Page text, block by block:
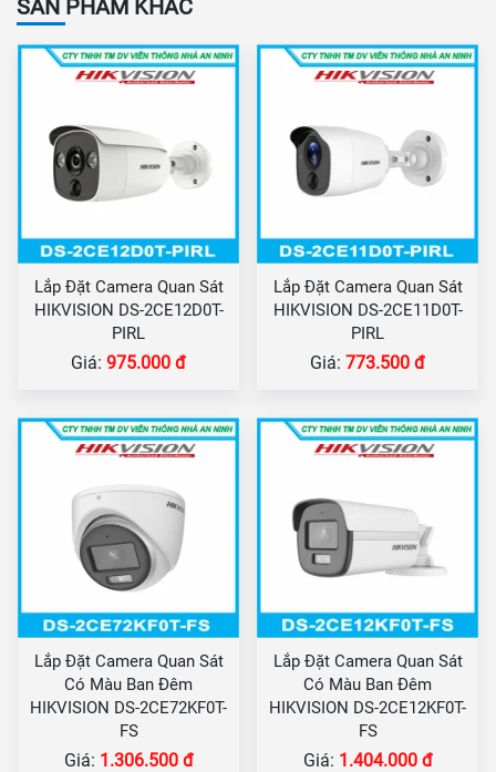
SẢN PHẨM KHÁC
Lắp Đặt Camera Quan Sát
HIKVISION DS-2CE12D0T-
PIRL
Giá: 975.000 đ
Lắp Đặt Camera Quan Sát
HIKVISION DS-2CE11D0T-
PIRL
Giá: 773.500 đ
Lắp Đặt Camera Quan Sát
Có Màu Ban Đêm
HIKVISION DS-2CE72KF0T-
FS
Giá: 1.306.500 đ
Lắp Đặt Camera Quan Sát
Có Màu Ban Đêm
HIKVISION DS-2CE12KF0T-
FS
Giá: 1.404.000 đ